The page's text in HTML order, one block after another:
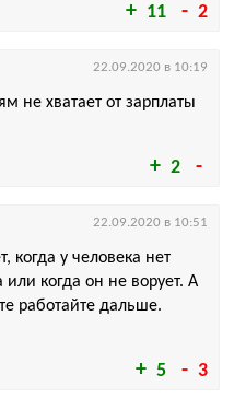
11 2
2
не хватает от зарплаты
22.09.2020 в 10:19
5 3
когда у человека нет
или когда он не ворует. А
работайте дальше.
22.09.2020 в 10:51